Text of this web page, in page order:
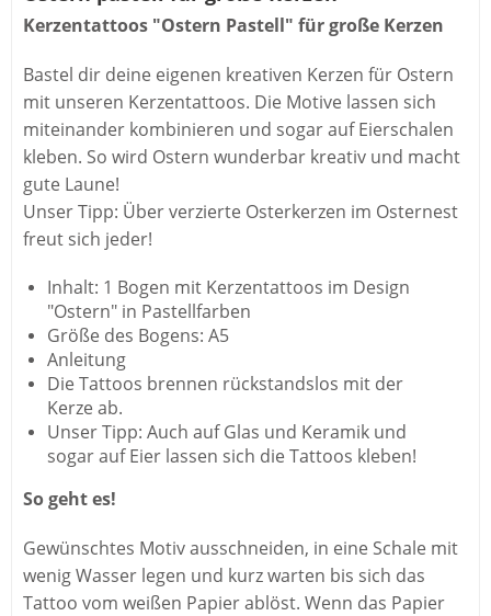
Kerzentattoos "Ostern Pastell" für große Kerzen
Bastel dir deine eigenen kreativen Kerzen für Ostern
mit unseren Kerzentattoos. Die Motive lassen sich
miteinander kombinieren und sogar auf Eierschalen
kleben. So wird Ostern wunderbar kreativ und macht
gute Laune!
Unser Tipp: Über verzierte Osterkerzen im Osternest
freut sich jeder!
Inhalt: 1 Bogen mit Kerzentattoos im Design
"Ostern" in Pastellfarben
Größe des Bogens: A5
Anleitung
Die Tattoos brennen rückstandslos mit der
Kerze ab.
Unser Tipp: Auch auf Glas und Keramik und
sogar auf Eier lassen sich die Tattoos kleben!
So geht es!
Gewünschtes Motiv ausschneiden, in eine Schale mit
wenig Wasser legen und kurz warten bis sich das
Tattoo vom weißen Papier ablöst. Wenn das Papier